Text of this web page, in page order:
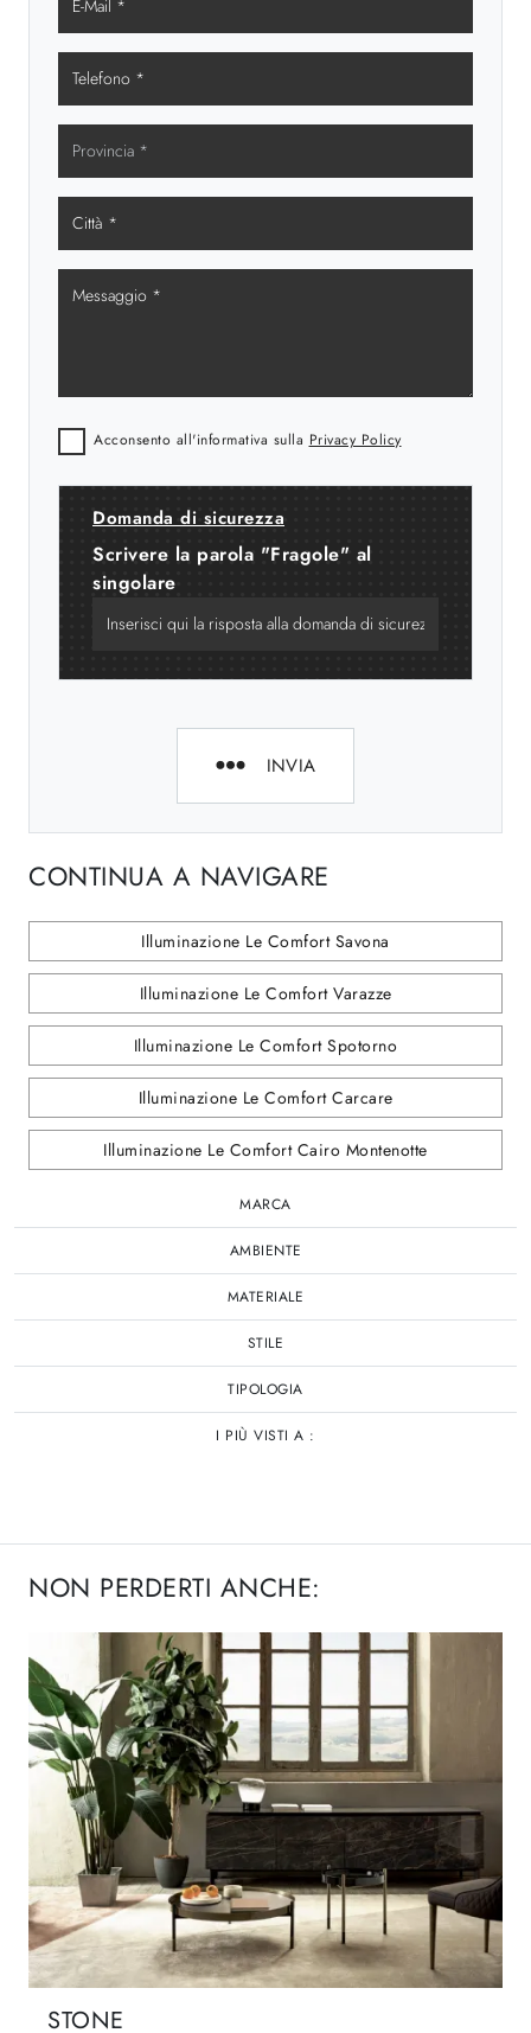
Acconsento all'informativa sulla Privacy Policy
Domanda di sicurezza
Scrivere la parola "Fragole" al
singolare
INVIA
CONTINUA A NAVIGARE
Illuminazione Le Comfort Savona
Illuminazione Le Comfort Varazze
Illuminazione Le Comfort Spotorno
Illuminazione Le Comfort Carcare
Illuminazione Le Comfort Cairo Montenotte
MARCA
AMBIENTE
MATERIALE
STILE
TIPOLOGIA
I PIÙ VISTI A :
NON PERDERTI ANCHE:
STONE